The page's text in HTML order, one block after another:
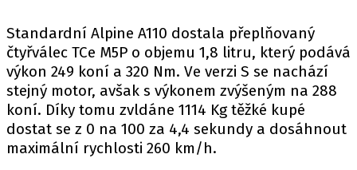
PIT LANE
ČEŠI V AKCI
FIA CEZ & POHÁRY
MEZINÁRODNÍ SCÉNA
SLEDUJTE NÁS NA |
Standardní Alpine A110 dostala přeplňovaný
čtyřválec TCe M5P o objemu 1,8 litru, který podává
výkon 249 koní a 320 Nm. Ve verzi S se nachází
stejný motor, avšak s výkonem zvýšeným na 288
koní. Díky tomu zvldáne 1114 Kg těžké kupé
dostat se z 0 na 100 za 4,4 sekundy a dosáhnout
maximální rychlosti 260 km/h.